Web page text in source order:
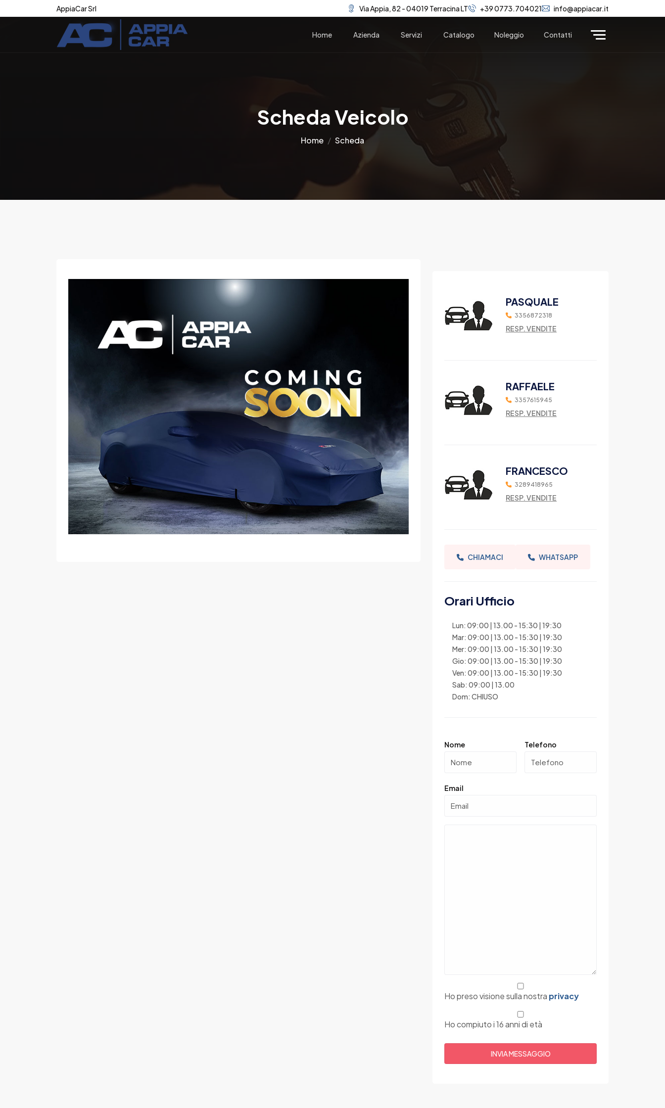
AppiaCar Srl Via Appia, 82 - 04019 Terracina LT +39 0773.704021 info@appiacar.it
Home Azienda Servizi Catalogo Noleggio Contatti
Scheda Veicolo
Home Scheda
PASQUALE
3356872318
RESP. VENDITE
RAFFAELE
3357615945
RESP. VENDITE
FRANCESCO
3289418965
RESP. VENDITE
CHIAMACI WHATSAPP
Orari Ufficio
Lun: 09:00 | 13.00 - 15:30 | 19:30
Mar: 09:00 | 13.00 - 15:30 | 19:30
Mer: 09:00 | 13.00 - 15:30 | 19:30
Gio: 09:00 | 13.00 - 15:30 | 19:30
Ven: 09:00 | 13.00 - 15:30 | 19:30
Sab: 09:00 | 13.00
Dom: CHIUSO
Nome Telefono
Email
Ho preso visione sulla nostra privacy
Ho compiuto i 16 anni di età